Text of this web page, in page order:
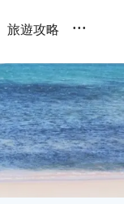
旅遊攻略 ...